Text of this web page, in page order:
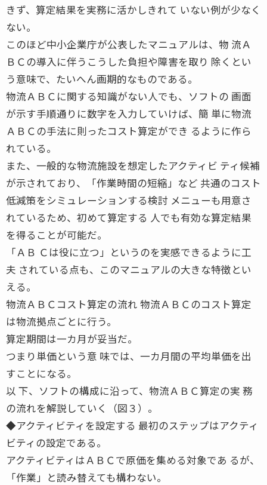
きず、算定結果を実務に活かしきれて いない例が少なく
ない。
このほど中小企業庁が公表したマニュアルは、物 流Ａ
ＢＣの導入に伴うこうした負担や障害を取り 除くとい
う意味で、たいへん画期的なものである。
物流ＡＢＣに関する知識がない人でも、ソフトの 画面
が示す手順通りに数字を入力していけば、簡 単に物流
ＡＢＣの手法に則ったコスト算定ができ るように作ら
れている。
また、一般的な物流施設を想定したアクティビ ティ候補
が示されており、「作業時間の短縮」など 共通のコスト
低減策をシミュレーションする検討 メニューも用意さ
れているため、初めて算定する 人でも有効な算定結果
を得ることが可能だ。
「ＡＢ Ｃは役に立つ」というのを実感できるように工
夫 されている点も、このマニュアルの大きな特徴とい
える。
物流ＡＢＣコスト算定の流れ 物流ＡＢＣのコスト算定
は物流拠点ごとに行う。
算定期間は一カ月が妥当だ。
つまり単価という意 味では、一カ月間の平均単価を出
すことになる。
以 下、ソフトの構成に沿って、物流ＡＢＣ算定の実 務
の流れを解説していく（図３）。
◆アクティビティを設定する 最初のステップはアクティ
ビティの設定である。
アクティビティはＡＢＣで原価を集める対象であ るが、
「作業」と読み替えても構わない。